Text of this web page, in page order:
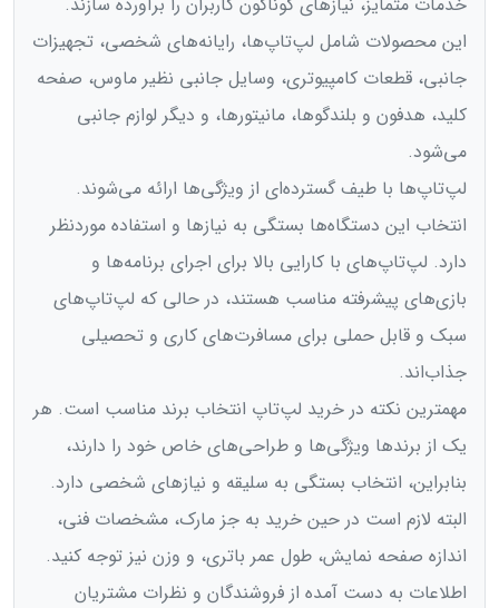
این محصولات شامل لپ‌تاپ‌ها، رایانه‌های شخصی، تجهیزات
جانبی، قطعات کامپیوتری، وسایل جانبی نظیر ماوس، صفحه
کلید، هدفون و بلندگوها، مانیتورها، و دیگر لوازم جانبی
می‌شود.
لپ‌تاپ‌ها با طیف گسترده‌ای از ویژگی‌ها ارائه می‌شوند.
انتخاب این دستگاه‌ها بستگی به نیازها و استفاده موردنظر
دارد. لپ‌تاپ‌های با کارایی بالا برای اجرای برنامه‌ها و
بازی‌های پیشرفته مناسب هستند، در حالی که لپ‌تاپ‌های
سبک و قابل حملی برای مسافرت‌های کاری و تحصیلی
جذاب‌اند.
مهمترین نکته در خرید لپ‌تاپ انتخاب برند مناسب است. هر
یک از برندها ویژگی‌ها و طراحی‌های خاص خود را دارند،
بنابراین، انتخاب بستگی به سلیقه و نیازهای شخصی دارد.
البته لازم است در حین خرید به جز مارک، مشخصات فنی،
اندازه صفحه نمایش، طول عمر باتری، و وزن نیز توجه کنید.
اطلاعات به دست آمده از فروشندگان و نظرات مشتریان